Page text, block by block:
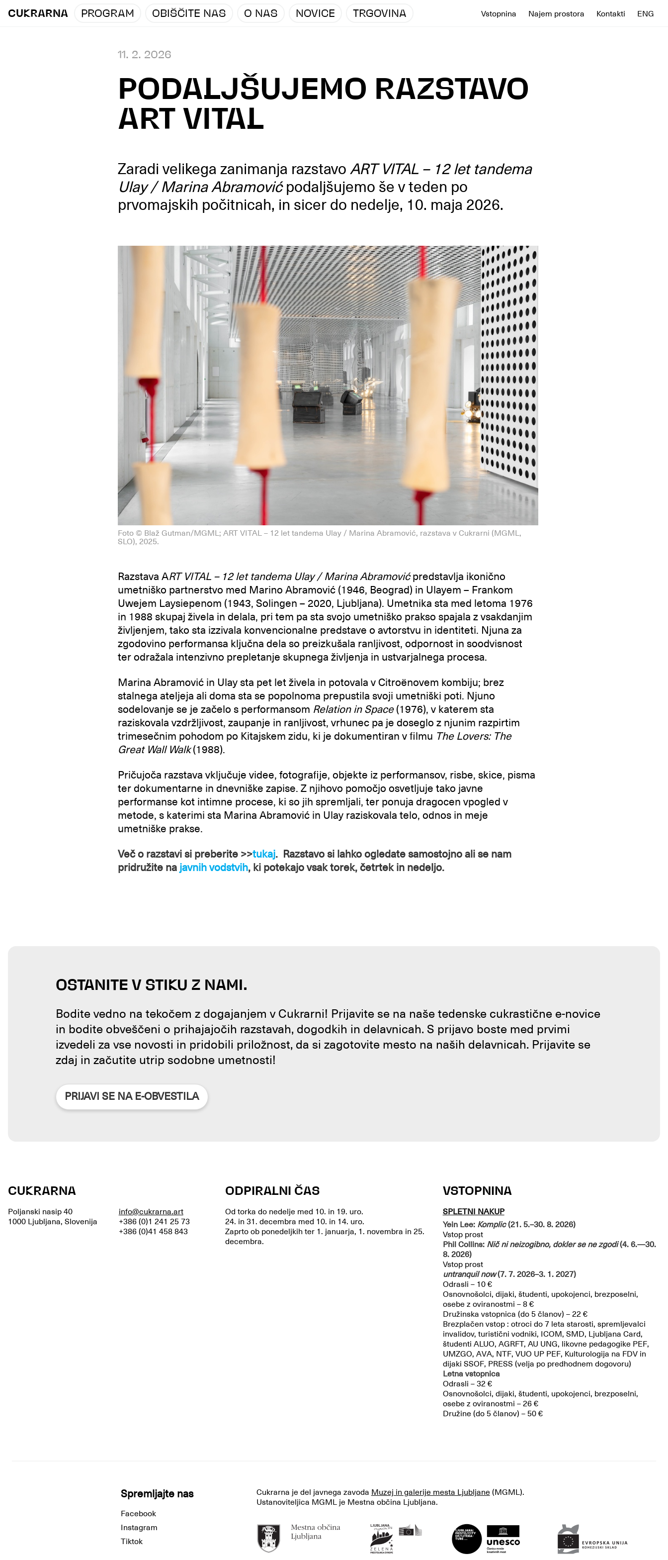
CUKRARNA PROGRAM OBIŠČITE NAS O NAS NOVICE TRGOVINA Vstopnina Najem prostora Kontakti ENG
11. 2. 2026
PODALJŠUJEMO RAZSTAVO
ART VITAL
Zaradi velikega zanimanja razstavoART VITAL – 12 let tandema
Ulay / Marina Abramovićpodaljšujemo še v teden po
prvomajskih počitnicah, in sicer do nedelje, 10. maja 2026.
Foto © Blaž Gutman/MGML; ART VITAL – 12 let tandema Ulay / Marina Abramović, razstava v Cukrarni (MGML,
SLO), 2025.
Razstava ART VITAL – 12 let tandema Ulay / Marina Abramovićpredstavlja ikonično
umetniško partnerstvo med Marino Abramović (1946, Beograd) in Ulayem – Frankom
Uwejem Laysiepenom (1943, Solingen – 2020, Ljubljana). Umetnika sta med letoma 1976
in 1988 skupaj živela in delala, pri tem pa sta svojo umetniško prakso spajala z vsakdanjim
življenjem, tako sta izzivala konvencionalne predstave o avtorstvu in identiteti. Njuna za
zgodovino performansa ključna dela so preizkušala ranljivost, odpornost in soodvisnost
ter odražala intenzivno prepletanje skupnega življenja in ustvarjalnega procesa.
Marina Abramović in Ulay sta pet let živela in potovala v Citroënovem kombiju; brez
stalnega ateljeja ali doma sta se popolnoma prepustila svoji umetniški poti. Njuno
sodelovanje se je začelo s performansom Relation in Space(1976), v katerem sta
raziskovala vzdržljivost, zaupanje in ranljivost, vrhunec pa je doseglo z njunim razpirtim
trimesečnim pohodom po Kitajskem zidu, ki je dokumentiran v filmu The Lovers: The
Great Wall Walk(1988).
Pričujoča razstava vključuje videe, fotografije, objekte iz performansov, risbe, skice, pisma
ter dokumentarne in dnevniške zapise. Z njihovo pomočjo osvetljuje tako javne
performanse kot intimne procese, ki so jih spremljali, ter ponuja dragocen vpogled v
metode, s katerimi sta Marina Abramović in Ulay raziskovala telo, odnos in meje
umetniške prakse.
Več o razstavi si preberite >>tukaj. Razstavo si lahko ogledate samostojno ali se nam
pridružite na javnih vodstvih, ki potekajo vsak torek, četrtek in nedeljo.
OSTANITE V STIKU Z NAMI.
Bodite vedno na tekočem z dogajanjem v Cukrarni! Prijavite se na naše tedenske cukrastične e-novice
in bodite obveščeni o prihajajočih razstavah, dogodkih in delavnicah. S prijavo boste med prvimi
izvedeli za vse novosti in pridobili priložnost, da si zagotovite mesto na naših delavnicah. Prijavite se
zdaj in začutite utrip sodobne umetnosti!
PRIJAVI SE NA E-OBVESTILA
CUKRARNA
Poljanski nasip 40
1000 Ljubljana, Slovenija
info@cukrarna.art
+386 (0)1 241 25 73
+386 (0)41 458 843
ODPIRALNI ČAS
Od torka do nedelje med 10. in 19. uro.
24. in 31. decembra med 10. in 14. uro.
Zaprto ob ponedeljkih ter 1. januarja, 1. novembra in 25.
decembra.
VSTOPNINA
SPLETNI NAKUP
Yein Lee: Komplic(21. 5.–30. 8. 2026)
Vstop prost
Phil Collins:Nič ni neizogibno, dokler se ne zgodi(4. 6.—30.
8. 2026)
Vstop prost
untranquil now(7. 7. 2026–3. 1. 2027)
Odrasli – 10 €
Osnovnošolci, dijaki, študenti, upokojenci, brezposelni,
osebe z oviranostmi – 8 €
Družinska vstopnica (do 5 članov) – 22 €
Brezplačen vstop : otroci do 7 leta starosti, spremljevalci
invalidov, turistični vodniki, ICOM, SMD, Ljubljana Card,
študenti ALUO, AGRFT, AU UNG, likovne pedagogike PEF,
UMZGO, AVA, NTF, VUO UP PEF, Kulturologija na FDV in
dijaki SSOF, PRESS (velja po predhodnem dogovoru)
Letna vstopnica
Odrasli – 32 €
Osnovnošolci, dijaki, študenti, upokojenci, brezposelni,
osebe z oviranostmi – 26 €
Družine (do 5 članov) – 50 €
Spremljajte nas
Facebook
Instagram
Tiktok
Cukrarna je del javnega zavoda Muzej in galerije mesta Ljubljane(MGML).
Ustanoviteljica MGML je Mestna občina Ljubljana.